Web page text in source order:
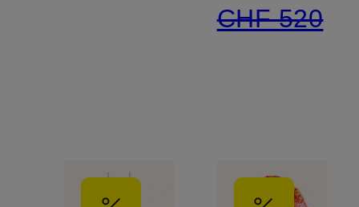
CHF 520